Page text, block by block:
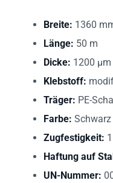
Breite: 1360
Länge: 50 m
Dicke: 1200 µm
Klebstoff:
Träger: PE-
Farbe: Schwarz
Zugfestigkeit:
Haftung auf
UN-Nummer: